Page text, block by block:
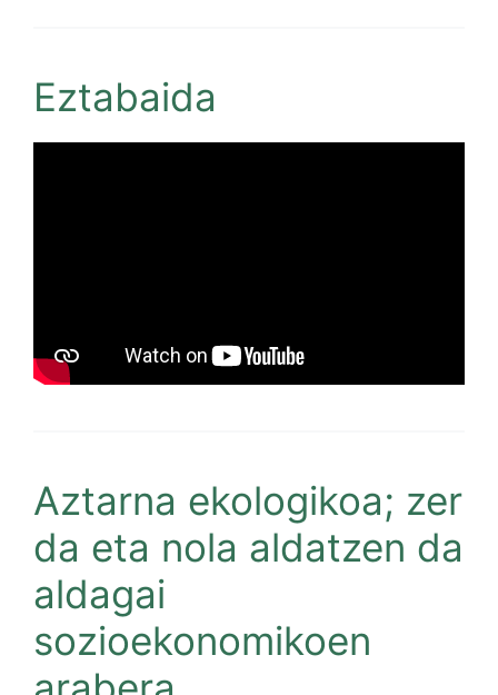
Eztabaida
Aztarna ekologikoa; zer
da eta nola aldatzen da
aldagai
sozioekonomikoen